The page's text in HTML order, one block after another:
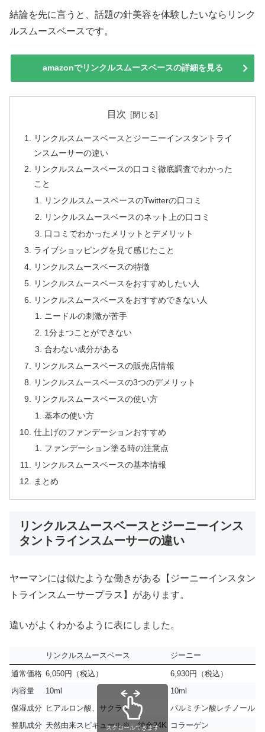
結論を先に言うと、話題の針美容を体験したいならリンク
ルスムースベースです。
amazonでリンクルスムースベースの詳細を見る
目次
リンクルスムースベースとジーニーインスタントライ
ンスムーサーの違い
リンクルスムースベースの口コミ徹底調査でわかった
こと
リンクルスムースベースのTwitterの口コミ
リンクルスムースベースのネット上の口コミ
口コミでわかったメリットとデメリット
ライブショッピングを見て感じたこと
リンクルスムースベースの特徴
リンクルスムースベースをおすすめしたい人
リンクルスムースベースをおすすめできない人
ニードルの刺激が苦手
1分まつことができない
合わない成分がある
リンクルスムースベースの販売店情報
リンクルスムースベースの3つのデメリット
リンクルスムースベースの使い方
基本の使い方
仕上げのファンデーションおすすめ
ファンデーション塗る時の注意点
リンクルスムースベースの基本情報
まとめ
リンクルスムースベースとジーニーインス
タントラインスムーサーの違い
ヤーマンには似たような働きがある【ジーニーインスタン
トラインスムーサープラス】があります。
違いがよくわかるように表にしました。
リンクルスムースベース ジーニー
通常価格 6,050円（税込）
6,930円（税込）
内容量
10ml
10ml
保湿成分 ヒアルロン酸、サクラン
パルミチン酸レチノール
整肌成分 天然由来スピキュール※、純金24K コラーゲン
スクロールできます